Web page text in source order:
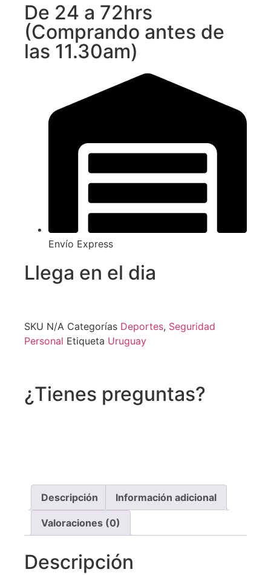
De 24 a 72hrs
(Comprando antes de
las 11.30am)
Envío Express
Llega en el dia
SKU N/A Categorías Deportes, Seguridad
Personal Etiqueta Uruguay
¿Tienes preguntas?
Descripción Información adicional
Valoraciones (0)
Descripción